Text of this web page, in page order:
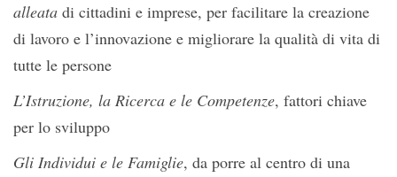
alleata di cittadini e imprese, per facilitare la creazione
di lavoro e l’innovazione e migliorare la qualità di vita di
tutte le persone
L’Istruzione, la Ricerca e le Competenze, fattori chiave
per lo sviluppo
Gli Individui e le Famiglie, da porre al centro di una